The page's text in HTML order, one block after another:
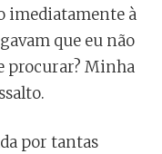
imediatamente à
que eu não
procurar? Minha
por tantas